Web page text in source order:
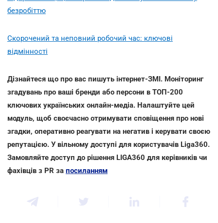
безробіттю
Скорочений та неповний робочий час: ключові
відмінності
Дізнайтеся що про вас пишуть інтернет-ЗМІ. Моніторинг
згадувань про ваші бренди або персони в ТОП-200
ключових українських онлайн-медіа. Налаштуйте цей
модуль, щоб своєчасно отримувати сповіщення про нові
згадки, оперативно реагувати на негатив і керувати своєю
репутацією. У вільному доступі для користувачів Liga360.
Замовляйте доступ до рішення LIGA360 для керівників чи
фахівців з PR за посиланням